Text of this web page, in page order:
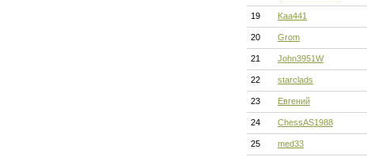
19 Kaa441
20 Grom
21 John3951W
22 starclads
23 Евгений
24 ChessAS1988
25 med33